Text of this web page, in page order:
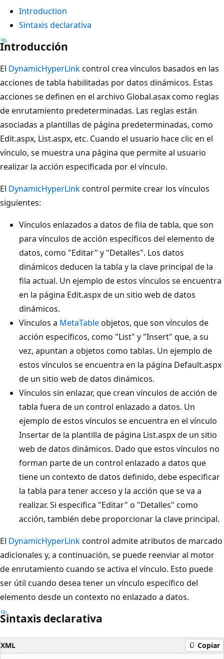
Introduction
Sintaxis declarativa
Introducción
El DynamicHyperLinkcontrol crea vínculos basados en las
acciones de tabla habilitadas por datos dinámicos. Estas
acciones se definen en el archivo Global.asax como reglas
de enrutamiento predeterminadas. Las reglas están
asociadas a plantillas de página predeterminadas, como
Edit.aspx, List.aspx, etc. Cuando el usuario hace clic en el
vínculo, se muestra una página que permite al usuario
realizar la acción especificada por el vínculo.
El DynamicHyperLinkcontrol permite crear los vínculos
siguientes:
Vínculos enlazados a datos de fila de tabla, que son
para vínculos de acción específicos del elemento de
datos, como "Editar" y "Detalles". Los datos
dinámicos deducen la tabla y la clave principal de la
fila actual. Un ejemplo de estos vínculos se encuentra
en la página Edit.aspx de un sitio web de datos
dinámicos.
Vínculos a MetaTableobjetos, que son vínculos de
acción específicos, como "List" y "Insert" que, a su
vez, apuntan a objetos como tablas. Un ejemplo de
estos vínculos se encuentra en la página Default.aspx
de un sitio web de datos dinámicos.
Vínculos sin enlazar, que crean vínculos de acción de
tabla fuera de un control enlazado a datos. Un
ejemplo de estos vínculos se encuentra en el vínculo
Insertar de la plantilla de página List.aspx de un sitio
web de datos dinámicos. Dado que estos vínculos no
forman parte de un control enlazado a datos que
tiene un contexto de datos definido, debe especificar
la tabla para tener acceso y la acción que se va a
realizar. Si especifica "Editar" o "Detalles" como
acción, también debe proporcionar la clave principal.
El DynamicHyperLinkcontrol admite atributos de marcado
adicionales y, a continuación, se puede reenviar al motor
de enrutamiento cuando se activa el vínculo. Esto puede
ser útil cuando desea tener un vínculo específico del
elemento desde un contexto no enlazado a datos.
Sintaxis declarativa
XML Copiar